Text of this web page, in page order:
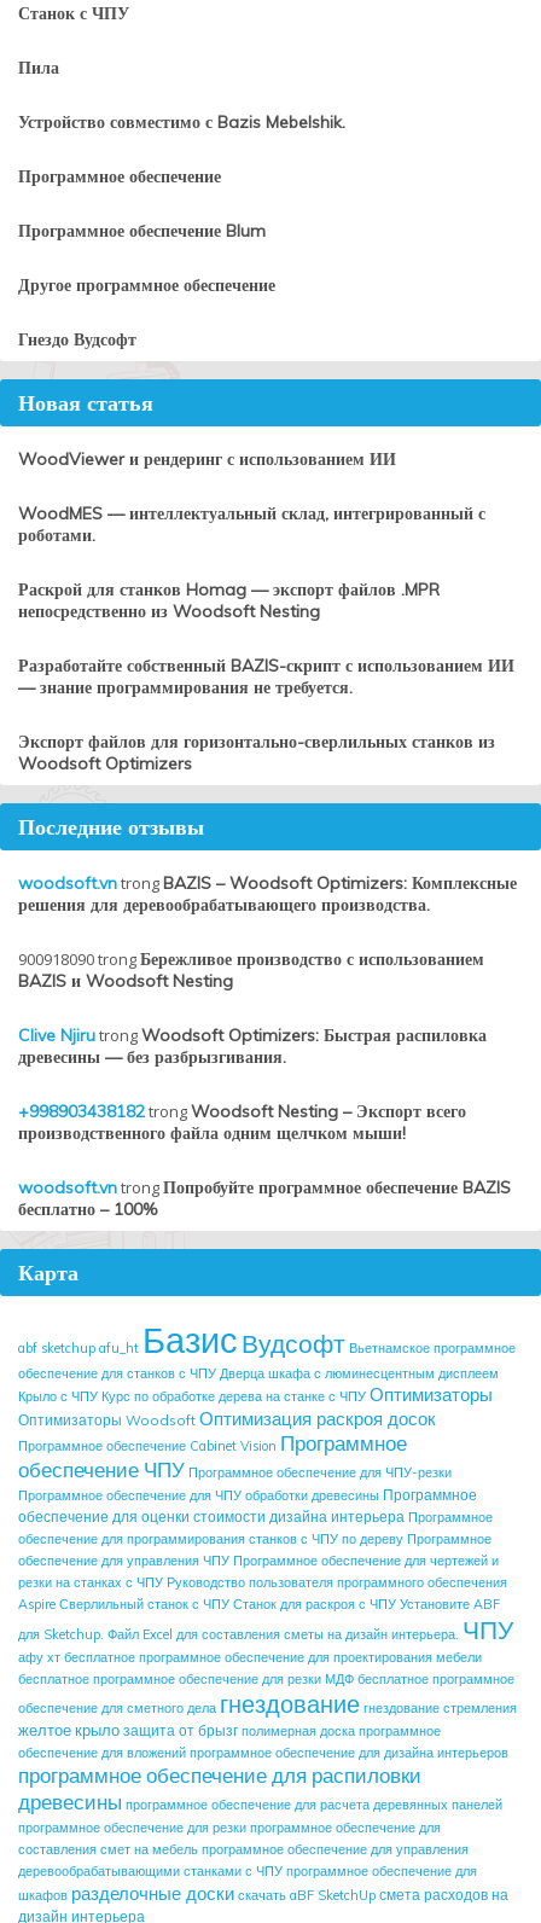
Станок с ЧПУ
Пила
Устройство совместимо с Bazis Mebelshik.
Программное обеспечение
Программное обеспечение Blum
Другое программное обеспечение
Гнездо Вудсофт
Новая статья
WoodViewer и рендеринг с использованием ИИ
WoodMES — интеллектуальный склад, интегрированный с
роботами.
Раскрой для станков Homag — экспорт файлов .MPR
непосредственно из Woodsoft Nesting
Разработайте собственный BAZIS-скрипт с использованием ИИ
— знание программирования не требуется.
Экспорт файлов для горизонтально-сверлильных станков из
Woodsoft Optimizers
Последние отзывы
woodsoft.vntrongBAZIS – Woodsoft Optimizers: Комплексные
решения для деревообрабатывающего производства.
900918090trongБережливое производство с использованием
BAZIS и Woodsoft Nesting
Clive NjirutrongWoodsoft Optimizers: Быстрая распиловка
древесины — без разбрызгивания.
+998903438182trongWoodsoft Nesting – Экспорт всего
производственного файла одним щелчком мыши!
woodsoft.vntrongПопробуйте программное обеспечение BAZIS
бесплатно – 100%
Карта
abf sketchup afu_ht БазисВудсофт Вьетнамское программное
обеспечение для станков с ЧПУ Дверца шкафа с люминесцентным дисплеем
Крыло с ЧПУ Курс по обработке дерева на станке с ЧПУ Оптимизаторы
Оптимизаторы Woodsoft Оптимизация раскроя досок
Программное обеспечение Cabinet Vision Программное
обеспечение ЧПУ Программное обеспечение для ЧПУ-резки
Программное обеспечение для ЧПУ обработки древесины Программное
обеспечение для оценки стоимости дизайна интерьера Программное
обеспечение для программирования станков с ЧПУ по дереву Программное
обеспечение для управления ЧПУ Программное обеспечение для чертежей и
резки на станках с ЧПУ Руководство пользователя программного обеспечения
Aspire Сверлильный станок с ЧПУ Станок для раскроя с ЧПУ Установите ABF
для Sketchup. Файл Excel для составления сметы на дизайн интерьера. ЧПУ
афу хт бесплатное программное обеспечение для проектирования мебели
бесплатное программное обеспечение для резки МДФ бесплатное программное
обеспечение для сметного дела гнездование гнездование стремления
желтое крыло защита от брызг полимерная доска программное
обеспечение для вложений программное обеспечение для дизайна интерьеров
программное обеспечение для распиловки
древесины программное обеспечение для расчета деревянных панелей
программное обеспечение для резки программное обеспечение для
составления смет на мебель программное обеспечение для управления
деревообрабатывающими станками с ЧПУ программное обеспечение для
шкафов разделочные доски скачать aBF SketchUp смета расходов на
дизайн интерьера